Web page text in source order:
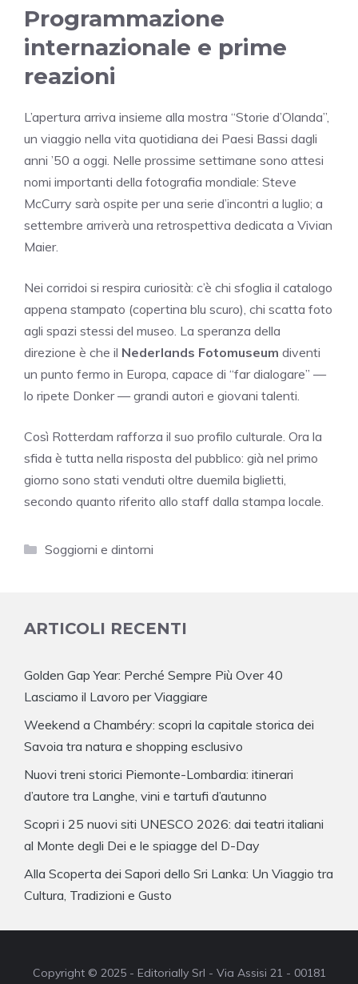
Programmazione
internazionale e prime
reazioni
L’apertura arriva insieme alla mostra “Storie d’Olanda”,
un viaggio nella vita quotidiana dei Paesi Bassi dagli
anni ’50 a oggi. Nelle prossime settimane sono attesi
nomi importanti della fotografia mondiale: Steve
McCurry sarà ospite per una serie d’incontri a luglio; a
settembre arriverà una retrospettiva dedicata a Vivian
Maier.
Nei corridoi si respira curiosità: c’è chi sfoglia il catalogo
appena stampato (copertina blu scuro), chi scatta foto
agli spazi stessi del museo. La speranza della
direzione è che il Nederlands Fotomuseum diventi
un punto fermo in Europa, capace di “far dialogare” —
lo ripete Donker — grandi autori e giovani talenti.
Così Rotterdam rafforza il suo profilo culturale. Ora la
sfida è tutta nella risposta del pubblico: già nel primo
giorno sono stati venduti oltre duemila biglietti,
secondo quanto riferito allo staff dalla stampa locale.
Categorie
Soggiorni e dintorni
ARTICOLI RECENTI
Golden Gap Year: Perché Sempre Più Over 40
Lasciamo il Lavoro per Viaggiare
Weekend a Chambéry: scopri la capitale storica dei
Savoia tra natura e shopping esclusivo
Nuovi treni storici Piemonte-Lombardia: itinerari
d’autore tra Langhe, vini e tartufi d’autunno
Scopri i 25 nuovi siti UNESCO 2026: dai teatri italiani
al Monte degli Dei e le spiagge del D-Day
Alla Scoperta dei Sapori dello Sri Lanka: Un Viaggio tra
Cultura, Tradizioni e Gusto
Copyright © 2025 - Editorially Srl - Via Assisi 21 - 00181